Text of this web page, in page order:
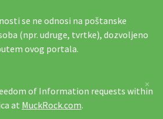
se ne odnosi na poštanske
(npr. udruge, tvrtke), dozvoljeno
ovog portala.
of Information requests within
at MuckRock.com.
×